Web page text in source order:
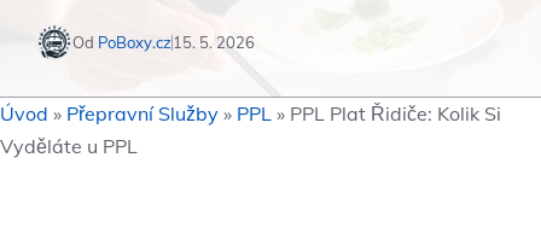
Od PoBoxy.cz 15. 5. 2026
Úvod » Přepravní Služby » PPL » PPL Plat Řidiče: Kolik Si
Vyděláte u PPL